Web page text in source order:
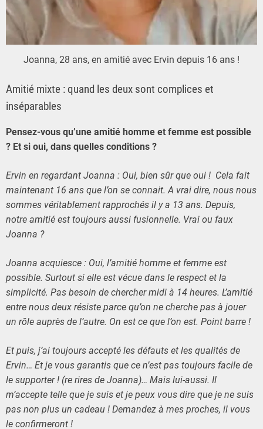
Joanna, 28 ans, en amitié avec Ervin depuis 16 ans !
Amitié mixte : quand les deux sont complices et
inséparables
Pensez-vous qu’une amitié homme et femme est possible
? Et si oui, dans quelles conditions ?
Ervin en regardant Joanna : Oui, bien sûr que oui ! Cela fait
maintenant 16 ans que l’on se connait. A vrai dire, nous nous
sommes véritablement rapprochés il y a 13 ans. Depuis,
notre amitié est toujours aussi fusionnelle. Vrai ou faux
Joanna ?
Joanna acquiesce : Oui, l’amitié homme et femme est
possible. Surtout si elle est vécue dans le respect et la
simplicité. Pas besoin de chercher midi à 14 heures. L’amitié
entre nous deux résiste parce qu’on ne cherche pas à jouer
un rôle auprès de l’autre. On est ce que l’on est. Point barre !
Et puis, j’ai toujours accepté les défauts et les qualités de
Ervin… Et je vous garantis que ce n’est pas toujours facile de
le supporter ! (re rires de Joanna)… Mais lui-aussi. Il
m’accepte telle que je suis et je peux vous dire que je ne suis
pas non plus un cadeau ! Demandez à mes proches, il vous
le confirmeront !